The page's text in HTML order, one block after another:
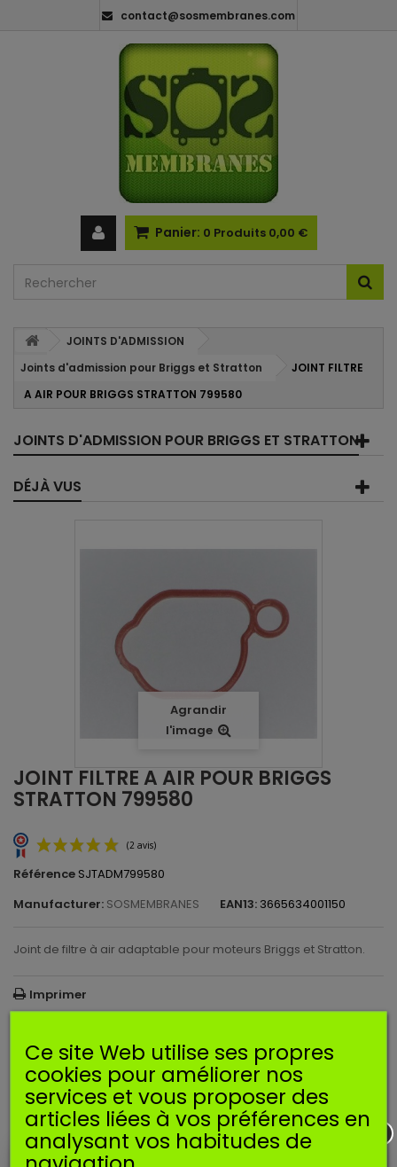
contact@sosmembranes.com
Panier: 0 Produits 0,00 €
JOINTS D'ADMISSION
Joints d'admission pour Briggs et Stratton
JOINT FILTRE
A AIR POUR BRIGGS STRATTON 799580
JOINTS D'ADMISSION POUR BRIGGS ET STRATTON
DÉJÀ VUS
Agrandir
l'image
JOINT FILTRE A AIR POUR BRIGGS
STRATTON 799580
Référence SJTADM799580
Manufacturer: SOSMEMBRANES EAN13: 3665634001150
Joint de filtre à air adaptable pour moteurs Briggs et Stratton.
Imprimer
2,59 €TTC
Quantité Ajouter au panier
EN SAVOIR PLUS
Ce site Web utilise ses propres
cookies pour améliorer nos
services et vous proposer des
articles liées à vos préférences en
analysant vos habitudes de